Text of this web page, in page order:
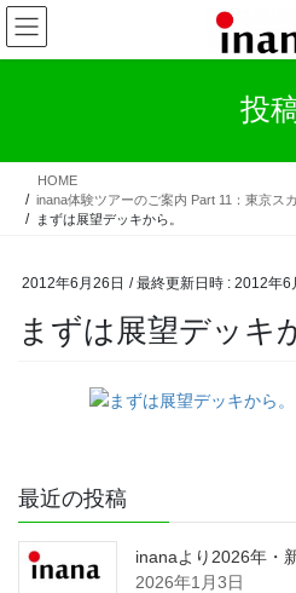
コ
ン
テ
ス
ナ
ビ
ゲ
ン
投
HOME
inana体験ツアーのご案内 Part 11：東京ス
まずは展望デッキから。
2012年6月26日 / 最終更新日時 : 2012年6
まずは展望デッキ
最近の投稿
inanaより2026年・
2026年1月3日